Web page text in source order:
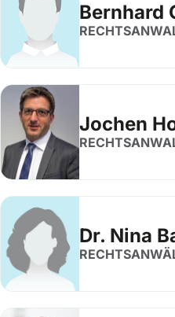
Bernhard
Jochen
Dr. Nina